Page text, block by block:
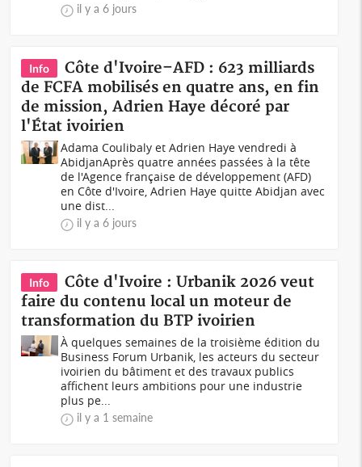
il y a 6 jours
Info
Côte d'Ivoire–AFD : 623 milliards
de FCFA mobilisés en quatre ans, en fin
de mission, Adrien Haye décoré par
l'État ivoirien
Adama Coulibaly et Adrien Haye vendredi à
AbidjanAprès quatre années passées à la tête
de l'Agence française de développement (AFD)
en Côte d'Ivoire, Adrien Haye quitte Abidjan avec
une dist...
il y a 6 jours
Info
Côte d'Ivoire : Urbanik 2026 veut
faire du contenu local un moteur de
transformation du BTP ivoirien
À quelques semaines de la troisième édition du
Business Forum Urbanik, les acteurs du secteur
ivoirien du bâtiment et des travaux publics
affichent leurs ambitions pour une industrie
plus pe...
il y a 1 semaine